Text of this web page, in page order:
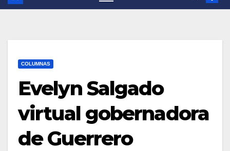
COLUMNAS
Evelyn Salgado
virtual gobernadora
de Guerrero